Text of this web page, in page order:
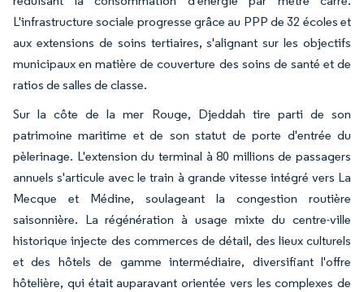
L'infrastructure sociale progresse grâce au PPP de 32 écoles et
aux extensions de soins tertiaires, s'alignant sur les objectifs
municipaux en matière de couverture des soins de santé et de
ratios de salles de classe.
Sur la côte de la mer Rouge, Djeddah tire parti de son
patrimoine maritime et de son statut de porte d'entrée du
pèlerinage. L'extension du terminal à 80 millions de passagers
annuels s'articule avec le train à grande vitesse intégré vers La
Mecque et Médine, soulageant la congestion routière
saisonnière. La régénération à usage mixte du centre-ville
historique injecte des commerces de détail, des lieux culturels
et des hôtels de gamme intermédiaire, diversifiant l'offre
hôtelière, qui était auparavant orientée vers les complexes de